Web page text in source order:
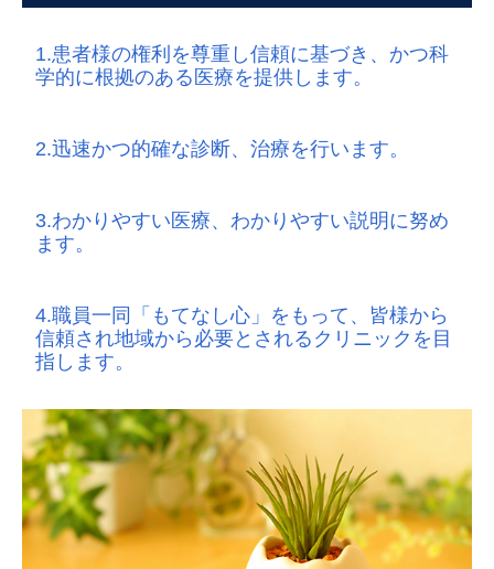
1.患者様の権利を尊重し信頼に基づき、かつ科
学的に根拠のある医療を提供します。
2.迅速かつ的確な診断、治療を行います。
3.わかりやすい医療、わかりやすい説明に努め
ます。
4.職員一同「もてなし心」をもって、皆様から
信頼され地域から必要とされるクリニックを目
指します。